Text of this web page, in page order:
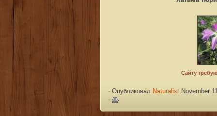
· Опубликовал Naturalist November
·